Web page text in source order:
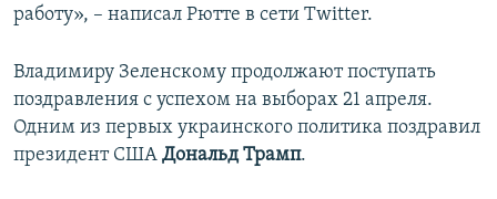
работу», – написал Рютте в сети Twitter.
Владимиру Зеленскому продолжают поступать
поздравления с успехом на выборах 21 апреля.
Одним из первых украинского политика поздравил
президент США Дональд Трамп.